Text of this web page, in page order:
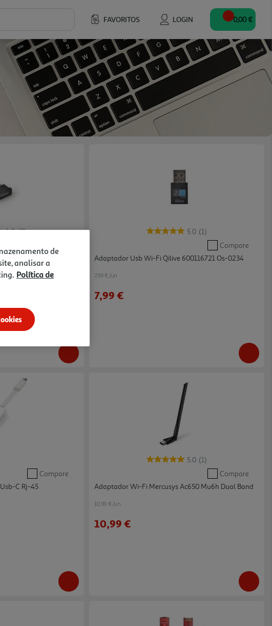
FAVORITOS LOGIN 0,00 €
1.0 (7)
600116720 Os-0233
5.0 (1)
Compare
Adaptador Usb Wi-Fi Qilive 600116721 Os-0234
7.99 €/un
7,99 €
Compare
C Rj-45
5.0 (1)
Compare
Adaptador Wi-Fi Mercusys Ac650 Mu6h Dual Band
10.99 €/un
10,99 €
de
analisar a
Política de